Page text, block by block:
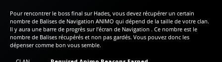
Pour rencontrer le boss final sur Hades, vous devez récupérer un certain
nombre de Balises de Navigation ANIMO qui dépend de la taille de votre clan.
Il y aura une barre de progrès sur l’écran de Navigation . Ce nombre est le
nombre de Balises récupérés et non pas gardés. Vous pouvez donc les
dépenser comme bon vous semble.